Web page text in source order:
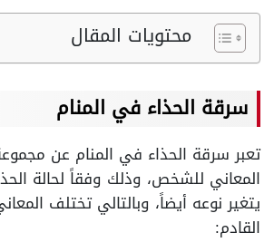
محتويات المقال
سرقة الحذاء في المنام
تعبر سرقة الحذاء في المنام عن
المعاني للشخص، وذلك وفقاً لحالة
يتغير نوعه أيضاً، وبالتالي تختلف
القادم: